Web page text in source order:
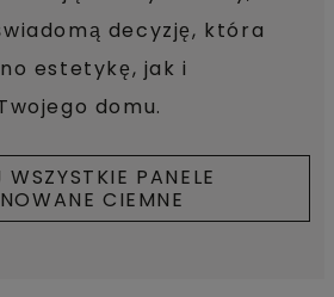
decyzję, która
estetykę, jak i
domu.
PANELE
CIEMNE